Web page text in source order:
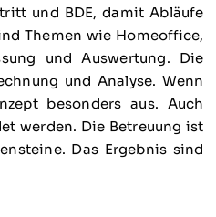
und BDE, damit Abläufe
Themen wie Homeoffice,
und Auswertung. Die
und Analyse. Wenn
besonders aus. Auch
werden. Die Betreuung ist
Das Ergebnis sind